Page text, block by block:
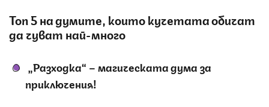
Топ 5 на думите, които кучетата обичат
да чуват най-много
„Разходка“ – магическата дума за
приключения!